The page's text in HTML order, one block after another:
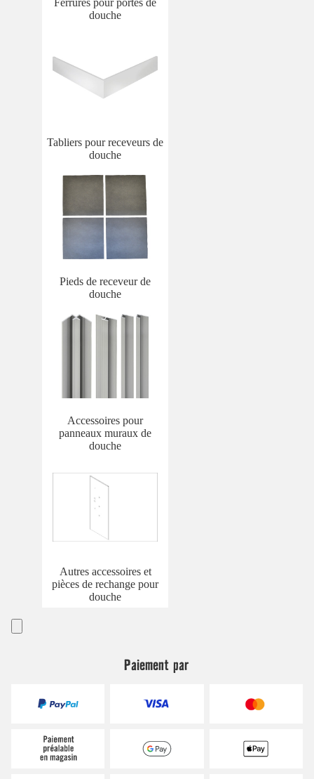
douche
Tabliers pour receveurs de
douche
Pieds de receveur de
douche
Accessoires pour
panneaux muraux de
douche
Autres accessoires et
pièces de rechange pour
douche
Paiement par